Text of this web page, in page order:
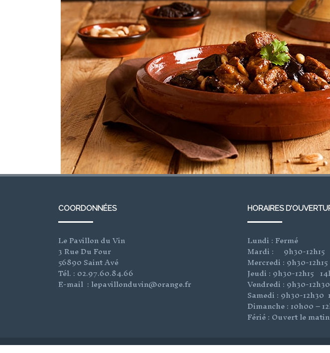
COORDONNÉES
Le Pavillon du Vin
3 Rue Du Four
56890 Saint Avé
Tél. : 02.97.60.84.66
E-mail : lepavillonduvin@orange.fr
HORAIRES
Lundi : Fermé
Mardi : 9h30-12h15
Mercredi : 9h30-
Jeudi : 9h30-12h15
Vendredi : 9h30-
Samedi : 9h30-12h30
Dimanche : 10h00 –
Férié : Ouvert le
© Sarah Costantini